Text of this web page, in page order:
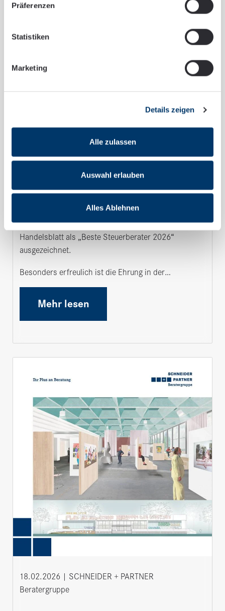
Präferenzen
Statistiken
Marketing
Details zeigen
Alle zulassen
Auswahl erlauben
Alles Ablehnen
PURAKON
PURAKON erneut ausgezeichnet
Die PURAKON Steuerberatung wurde vom
Handelsblatt als „Beste Steuerberater 2026“
ausgezeichnet.
Besonders erfreulich ist die Ehrung in der…
Mehr lesen
18.02.2026
SCHNEIDER + PARTNER
Beratergruppe